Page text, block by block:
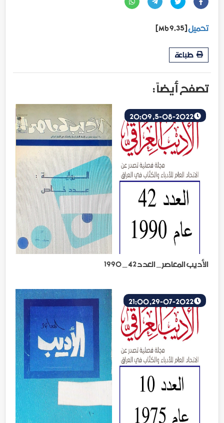
تحميل[9.35 Mb]
طباعة
تصفح أيضاً :
الأديب المعاصر _ العدد 42 _ 1990